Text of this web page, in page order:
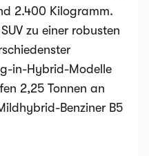
2.400 Kilogramm.
zu einer robusten
in-Hybrid-Modelle
2,25 Tonnen an
Benziner B5